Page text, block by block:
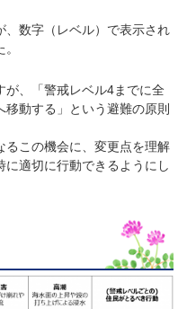
数字（レベル）で表示され
、「警戒レベル4までに全
動する」という避難の原則
この機会に、変更点を理解
に適切に行動できるようにし